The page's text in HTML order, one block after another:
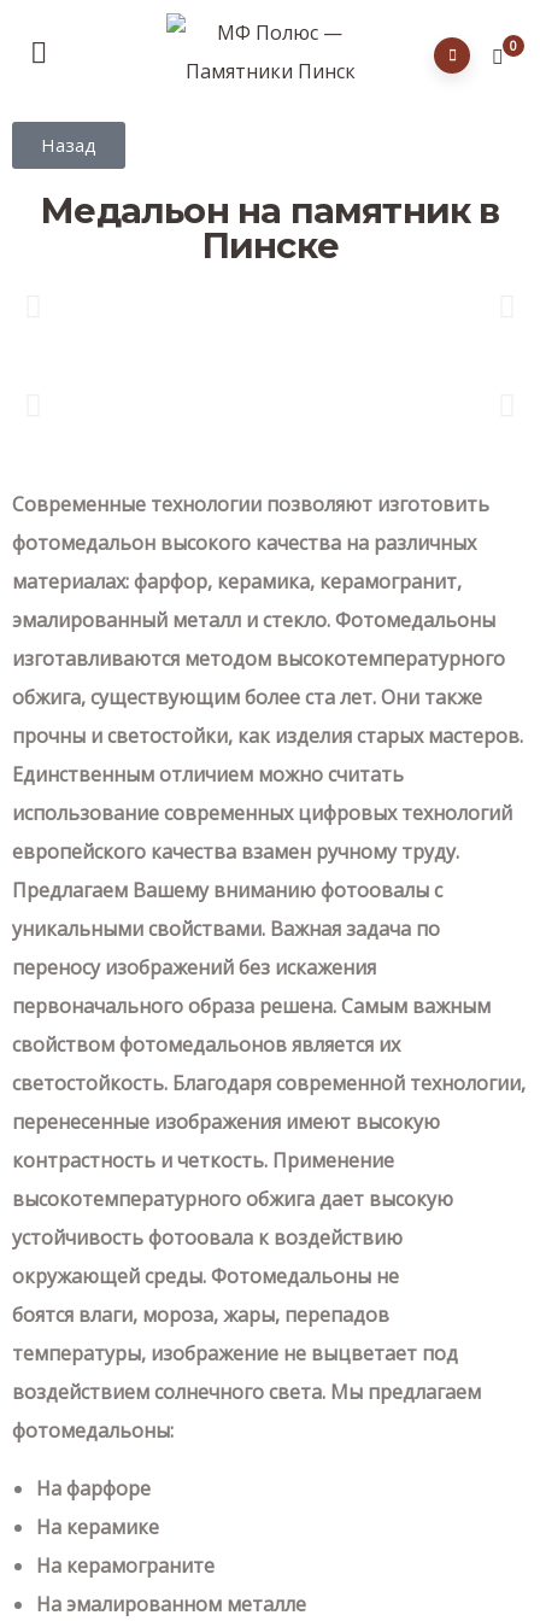
0
Назад
Медальон на памятник в
Пинске
Современные технологии позволяют изготовить
фотомедальон высокого качества на различных
материалах: фарфор, керамика, керамогранит,
эмалированный металл и стекло. Фотомедальоны
изготавливаются методом высокотемпературного
обжига, существующим более ста лет. Они также
прочны и светостойки, как изделия старых мастеров.
Единственным отличием можно считать
использование современных цифровых технологий
европейского качества взамен ручному труду.
Предлагаем Вашему вниманию фотоовалы с
уникальными свойствами. Важная задача по
переносу изображений без искажения
первоначального образа решена. Самым важным
свойством фотомедальонов является их
светостойкость. Благодаря современной технологии,
перенесенные изображения имеют высокую
контрастность и четкость. Применение
высокотемпературного обжига дает высокую
устойчивость фотоовала к воздействию
окружающей среды. Фотомедальоны не
боятся влаги, мороза, жары, перепадов
температуры, изображение не выцветает под
воздействием солнечного света. Мы предлагаем
фотомедальоны:
На фарфоре
На керамике
На керамограните
На эмалированном металле